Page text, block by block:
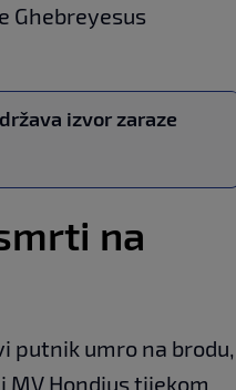
Ghebreyesus
izvor zaraze
na
putnik umro na brodu,
Hondius tijekom